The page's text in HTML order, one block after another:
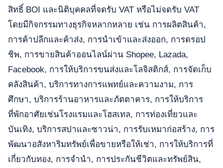
สิทธิ์ BOI และนิติบุคคลที่จดรับ VAT หรือไม่จดรับ VAT
โดยมีกิจกรรมทางธุรกิจหลากหลาย เช่น การผลิตสินค้า,
การค้าปลีกและค้าส่ง, การนำเข้าและส่งออก, การดรอป
ชิพ, การขายสินค้าออนไลน์ผ่าน Shopee, Lazada,
Facebook, การให้บริการขนส่งและโลจิสติกส์, การจัดเก็บ
คลังสินค้า, บริการทางการแพทย์และความงาม, การ
ศึกษา, บริการร้านอาหารและภัตตาคาร, การให้บริการ
ที่พักอาศัยเช่นโรงแรมและโฮสเทล, การท่องเที่ยวและ
บันเทิง, บริการสปาและซาวน่า, การรับเหมาก่อสร้าง, การ
พัฒนาอสังหาริมทรัพย์เพื่อขายหรือให้เช่า, การให้บริการที่
เกี่ยวกับทอง, การจำนำ, การประกันชีวิตและทรัพย์สิน,